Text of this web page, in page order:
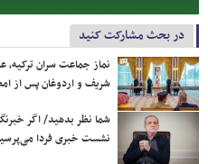
در بحث مشارکت کنید
نماز جماعت سران ترکیه،
شریف و اردوغان پس از
شما نظر بدهید/ اگر
نشست خبری فردا